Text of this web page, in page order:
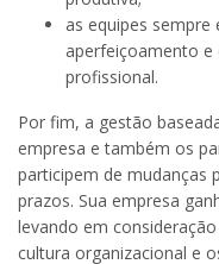
as equipes
aperfeiçoamento e
profissional.
Por fim, a gestão
empresa e também os
participem de mudanças
prazos. Sua empresa
levando em
cultura organizacional e